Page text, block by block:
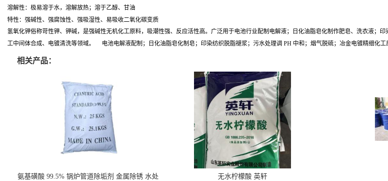
溶解性：极易溶于水， 溶解放热；溶于乙醇、甘油
特性：强碱性、强腐蚀性、强吸湿性、易吸收二氧化碳变质
氢氧化钾俗称苛性钾、钾碱，是强碱性无机化工原料，吸潮性强、反应活性高。广泛用于电池行业配制电解液；日化油脂皂化制作肥皂、洗衣液；
工中间体合成、电镀清洗等领域。 电池电解液配制；日化油脂皂化制皂；印染纺织脱脂褪浆；污水处理调 PH 中和；烟气脱硫；冶金电镀精细化工
相关产品：
氨基磺酸 99.5% 锅炉管道除垢剂 金属除锈 水处 无水柠檬酸 英轩